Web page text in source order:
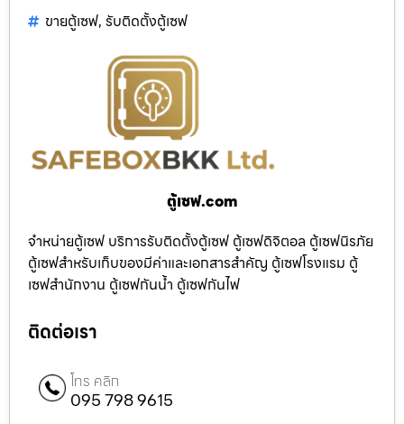
ขายตู้เซฟ, รับติดตั้งตู้เซฟ
ตู้เซฟ.com
จำหน่ายตู้เซฟ บริการรับติดตั้งตู้เซฟ ตู้เซฟดิจิตอล ตู้เซฟนิรภัย
ตู้เซฟสำหรับเก็บของมีค่าและเอกสารสำคัญ ตู้เซฟโรงแรม ตู้
เซฟสำนักงาน ตู้เซฟกันน้ำ ตู้เซฟกันไฟ
ติดต่อเรา
โทร คลิก
095 798 9615